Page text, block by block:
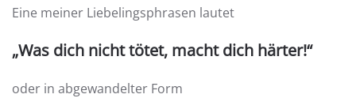
Eine meiner Liebelingsphrasen lautet
„Was dich nicht tötet, macht dich härter!“
oder in abgewandelter Form